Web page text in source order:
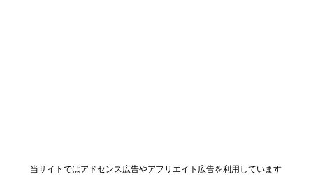
当サイトではアドセンス広告やアフリエイト広告を利用しています